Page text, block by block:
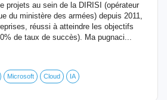
projets au sein de la DIRISI (opérateur
du ministère des armées) depuis 2011,
réussi à atteindre les objectifs
de taux de succès). Ma pugnaci...
Microsoft Cloud IA